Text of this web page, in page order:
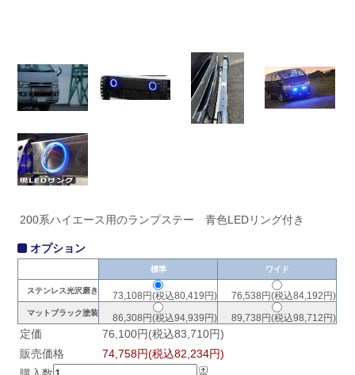
200系ハイエース用のランプステー 青色LEDリング付き
オプション
標準 ワイド
ステンレス光沢磨き 73,108円(税込80,419円) 76,538円(税込84,192円)
マットブラック塗装 86,308円(税込94,939円) 89,738円(税込98,712円)
定価
76,100円(税込83,710円)
販売価格
74,758円(税込82,234円)